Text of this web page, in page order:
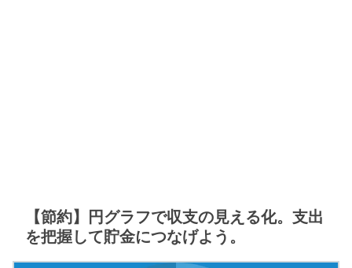
【節約】円グラフで収支の見える化。支出
を把握して貯金につなげよう。